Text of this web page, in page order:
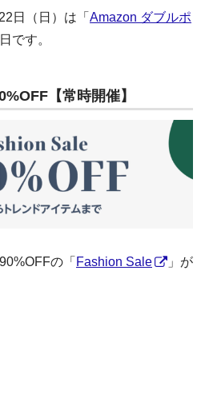
日（日）は「 Amazon ダブルポ
です。
【常時開催】
の「 Fashion Sale
」が